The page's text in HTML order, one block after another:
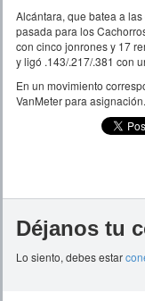
Alcántara, que batea a
pasada para los
con cinco jonrones y 17
y ligó .143/.217/.381 con
En un movimiento
VanMeter para asignación.
Déjanos tu
Lo siento, debes estar